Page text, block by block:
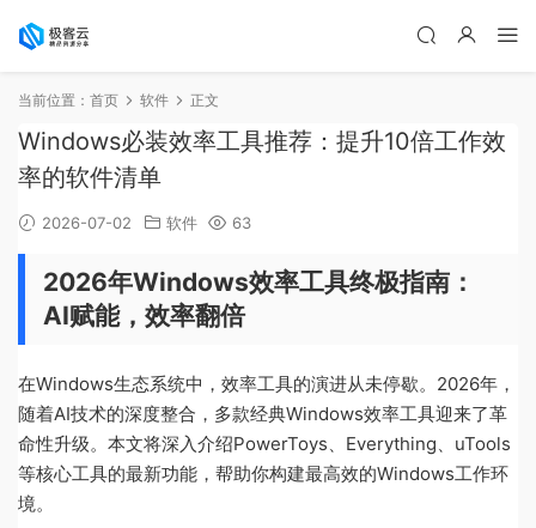
当前位置： 首页 软件 正文
Windows必装效率工具推荐：提升10倍工作效
率的软件清单
2026-07-02 软件 63
2026年Windows效率工具终极指南：
AI赋能，效率翻倍
在Windows生态系统中，效率工具的演进从未停歇。2026年，
随着AI技术的深度整合，多款经典Windows效率工具迎来了革
命性升级。本文将深入介绍PowerToys、Everything、uTools
等核心工具的最新功能，帮助你构建最高效的Windows工作环
境。